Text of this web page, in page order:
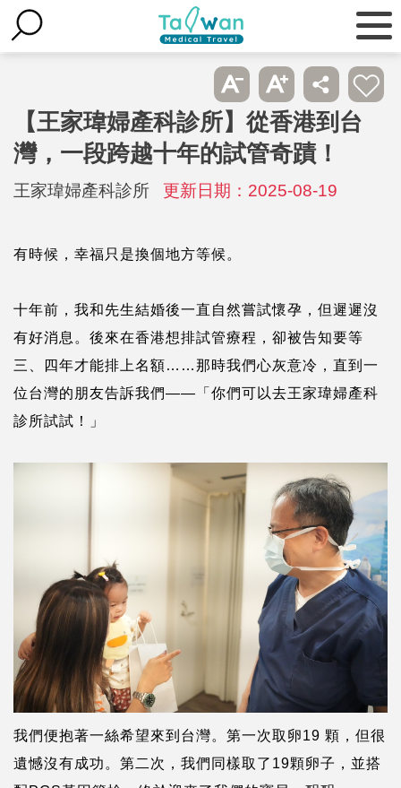
【王家瑋婦產科診所】從香港到台
灣，一段跨越十年的試管奇蹟！
王家瑋婦產科診所 更新日期：2025-08-19
有時候，幸福只是換個地方等候。
十年前，我和先生結婚後一直自然嘗試懷孕，但遲遲沒
有好消息。後來在香港想排試管療程，卻被告知要等
三、四年才能排上名額……那時我們心灰意冷，直到一
位台灣的朋友告訴我們——「你們可以去王家瑋婦產科
診所試試！」
我們便抱著一絲希望來到台灣。第一次取卵19 顆，但很
遺憾沒有成功。第二次，我們同樣取了19顆卵子，並搭